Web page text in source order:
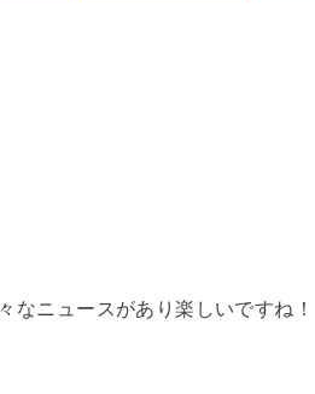
なニュースがあり楽しいですね！